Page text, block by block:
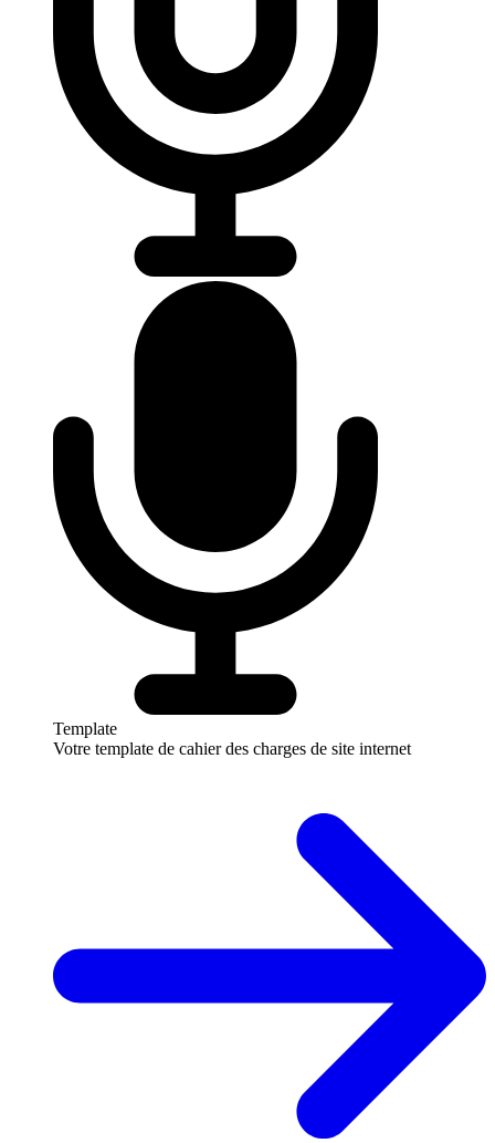
Template
Votre template de cahier des charges de site internet